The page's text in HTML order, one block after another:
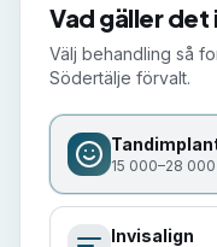
Vad gäller det i
Välj behandling så
Södertälje förvalt.
15 000–28
Invisalign